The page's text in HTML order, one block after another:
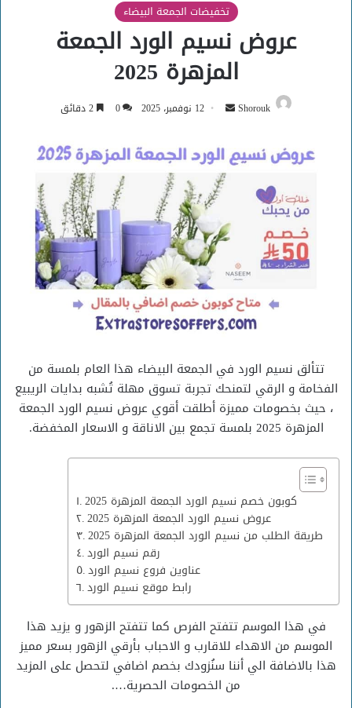
تخفيضات الجمعة البيضاء
عروض نسيم الورد الجمعة
المزهرة 2025
Shorouk
أرسل
إلكترونيا
12 نوفمبر، 2025 0
تتألق نسيم الورد في الجمعة البيضاء هذا العام بلمسة من
الفخامة و الرقي لتمنحك تجربة تسوق مهلة تُشبه بدايات الريبيع
، حيث بخصومات مميزة أطلقت أقوي عروض نسيم الورد الجمعة
المزهرة 2025 بلمسة تجمع بين الاناقة و الاسعار المخفضة.
كوبون خصم نسيم الورد الجمعة المزهرة 2025
عروض نسيم الورد الجمعة المزهرة 2025
طريقة الطلب من نسيم الورد الجمعة المزهرة 2025
رقم نسيم الورد
عناوين فروع نسيم الورد
رابط موقع نسيم الورد
في هذا الموسم تتفتح الفرص كما تتفتح الزهور و يزيد هذا
الموسم من الاهداء للاقارب و الاحباب بأرقي الزهور بسعر مميز
هذا بالاضافة الي أننا سنُزودك بخصم اضافي لتحصل على المزيد
من الخصومات الحصرية….